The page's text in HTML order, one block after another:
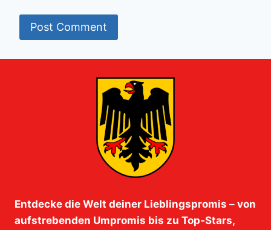
Entdecke die Welt deiner Lieblingspromis – von
aufstrebenden Umpromis bis zu Top-Stars,